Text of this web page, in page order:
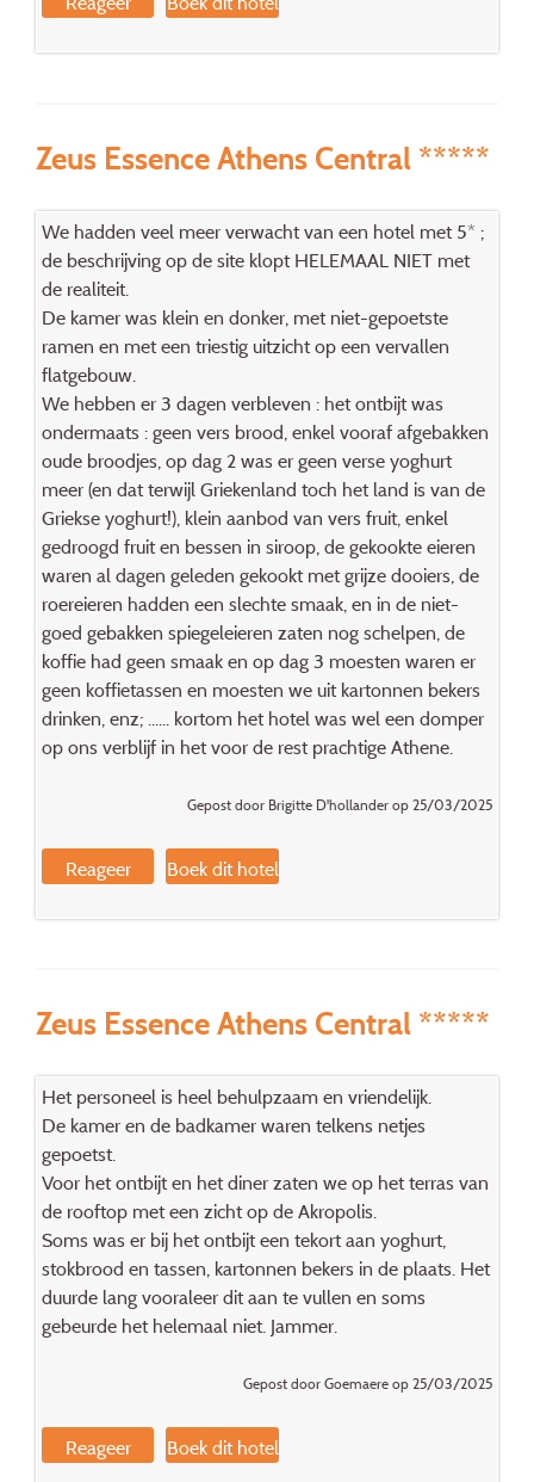
Zeus Essence Athens Central *****
We hadden veel meer verwacht van een hotel met 5* ;
de beschrijving op de site klopt HELEMAAL NIET met
de realiteit.
De kamer was klein en donker, met niet-gepoetste
ramen en met een triestig uitzicht op een vervallen
flatgebouw.
We hebben er 3 dagen verbleven : het ontbijt was
ondermaats : geen vers brood, enkel vooraf afgebakken
oude broodjes, op dag 2 was er geen verse yoghurt
meer (en dat terwijl Griekenland toch het land is van de
Griekse yoghurt!), klein aanbod van vers fruit, enkel
gedroogd fruit en bessen in siroop, de gekookte eieren
waren al dagen geleden gekookt met grijze dooiers, de
roereieren hadden een slechte smaak, en in de niet-
goed gebakken spiegeleieren zaten nog schelpen, de
koffie had geen smaak en op dag 3 moesten waren er
geen koffietassen en moesten we uit kartonnen bekers
drinken, enz; ...... kortom het hotel was wel een domper
op ons verblijf in het voor de rest prachtige Athene.
Gepost door Brigitte D'hollander op 25/03/2025
Reageer Boek dit hotel
Zeus Essence Athens Central *****
Het personeel is heel behulpzaam en vriendelijk.
De kamer en de badkamer waren telkens netjes
gepoetst.
Voor het ontbijt en het diner zaten we op het terras van
de rooftop met een zicht op de Akropolis.
Soms was er bij het ontbijt een tekort aan yoghurt,
stokbrood en tassen, kartonnen bekers in de plaats. Het
duurde lang vooraleer dit aan te vullen en soms
gebeurde het helemaal niet. Jammer.
Gepost door Goemaere op 25/03/2025
Reageer Boek dit hotel